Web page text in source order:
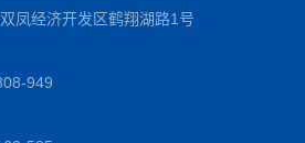
凤经济开发区鹤翔湖路1号
949